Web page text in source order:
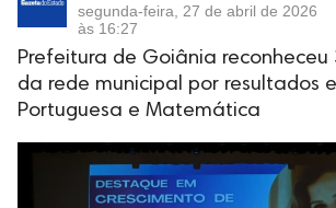
segunda-feira, 27 de abril de 2026
às 16:27
Prefeitura de Goiânia reconheceu
da rede municipal por resultados
Portuguesa e Matemática